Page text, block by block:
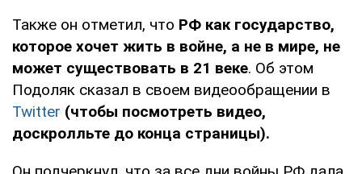
Также он отметил, что РФ как государство,
которое хочет жить в войне, а не в мире, не
может существовать в 21 веке. Об этом
Подоляк сказал в своем видеообращении в
Twitter (чтобы посмотреть видео,
доскролльте до конца страницы).